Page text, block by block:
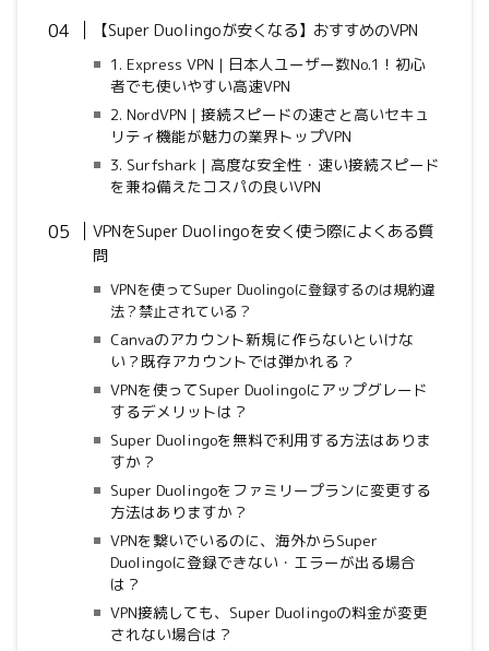
【Super Duolingoが安くなる】おすすめのVPN
1. Express VPN | 日本人ユーザー数No.1！初心
者でも使いやすい高速VPN
2. NordVPN | 接続スピードの速さと高いセキュ
リティ機能が魅力の業界トップVPN
3. Surfshark | 高度な安全性・速い接続スピード
を兼ね備えたコスパの良いVPN
VPNをSuper Duolingoを安く使う際によくある質
問
VPNを使ってSuper Duolingoに登録するのは規約違
法？禁止されている？
Canvaのアカウント新規に作らないといけな
い？既存アカウントでは弾かれる？
VPNを使ってSuper Duolingoにアップグレード
するデメリットは？
Super Duolingoを無料で利用する方法はありま
すか？
Super Duolingoをファミリープランに変更する
方法はありますか？
VPNを繋いでいるのに、海外からSuper
Duolingoに登録できない・エラーが出る場合
は？
VPN接続しても、Super Duolingoの料金が変更
されない場合は？